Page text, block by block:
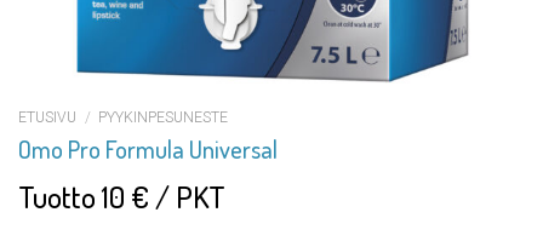
ETUSIVU / PYYKINPESUNESTE
Omo Pro Formula Universal
Tuotto 10 € / PKT